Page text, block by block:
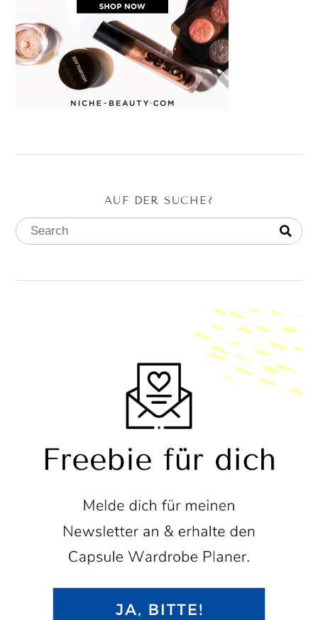
AUF DER SUCHE?